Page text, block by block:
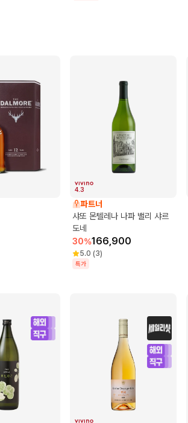
4.3
파트너
샤또 몬텔레나 나파 밸리 샤르
도네
30%166,900
5.0 (3)
특가